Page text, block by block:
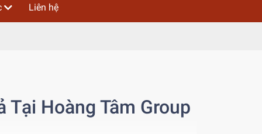
Liên hệ
Tại Hoàng Tâm Group